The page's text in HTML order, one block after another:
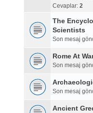
Cevaplar: 2
The
Scientists
Son mesaj
Rome At
Son mesaj
Son mesaj
Ancient